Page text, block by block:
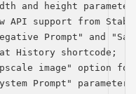
and height
API support from
Prompt" and
History shortcode;
image" option
Prompt" parameter